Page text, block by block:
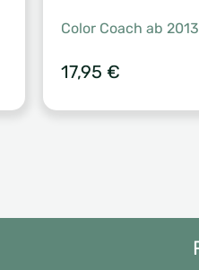
Color Coach ab 2013
17,95 €